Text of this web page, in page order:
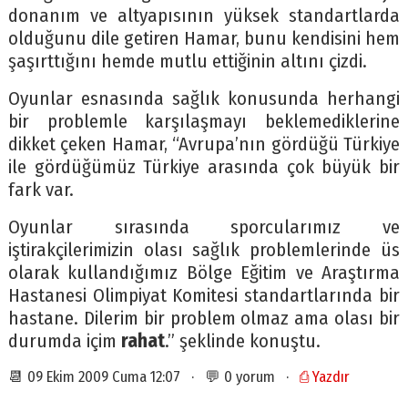
donanım ve altyapısının yüksek standartlarda
olduğunu dile getiren Hamar, bunu kendisini hem
şaşırttığını hemde mutlu ettiğinin altını çizdi.
Oyunlar esnasında sağlık konusunda herhangi
bir problemle karşılaşmayı beklemediklerine
dikket çeken Hamar, “Avrupa’nın gördüğü Türkiye
ile gördüğümüz Türkiye arasında çok büyük bir
fark var.
Oyunlar sırasında sporcularımız ve
iştirakçilerimizin olası sağlık problemlerinde üs
olarak kullandığımız Bölge Eğitim ve Araştırma
Hastanesi Olimpiyat Komitesi standartlarında bir
hastane. Dilerim bir problem olmaz ama olası bir
durumda içim rahat.” şeklinde konuştu.
📆 09 Ekim 2009 Cuma 12:07 · 💬 0 yorum · ⎙ Yazdır